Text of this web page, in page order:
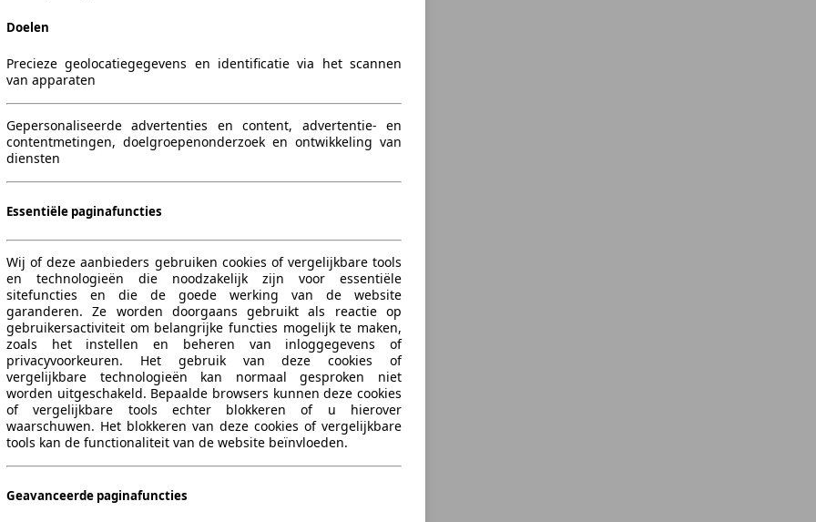
Leistung Verbrauch
560 KW (761 PS)
Doelen
Precieze geolocatiegegevens en identificatie via het scannen
van apparaten
Gepersonaliseerde advertenties en content, advertentie- en
contentmetingen, doelgroepenonderzoek en ontwikkeling van
diensten
Essentiële paginafuncties
Wij of deze aanbieders gebruiken cookies of vergelijkbare tools
en technologieën die noodzakelijk zijn voor essentiële
sitefuncties en die de goede werking van de website
garanderen. Ze worden doorgaans gebruikt als reactie op
gebruikersactiviteit om belangrijke functies mogelijk te maken,
zoals het instellen en beheren van inloggegevens of
privacyvoorkeuren. Het gebruik van deze cookies of
vergelijkbare technologieën kan normaal gesproken niet
worden uitgeschakeld. Bepaalde browsers kunnen deze cookies
of vergelijkbare tools echter blokkeren of u hierover
waarschuwen. Het blokkeren van deze cookies of vergelijkbare
tools kan de functionaliteit van de website beïnvloeden.
Geavanceerde paginafuncties